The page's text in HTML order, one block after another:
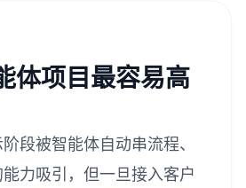
体项目最容易高
段被智能体自动串流程、
力吸引，但一旦接入客户